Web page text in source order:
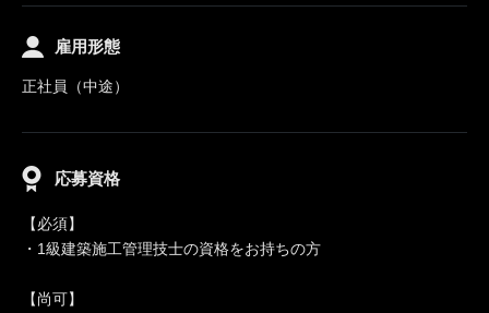
雇用形態
正社員（中途）
応募資格
【必須】
・1級建築施工管理技士の資格をお持ちの方
【尚可】